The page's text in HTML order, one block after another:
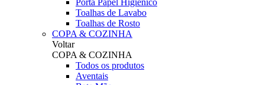
Porta Papel Higiênico
Toalhas de Lavabo
Toalhas de Rosto
COPA & COZINHA
Voltar
COPA & COZINHA
Todos os produtos
Aventais